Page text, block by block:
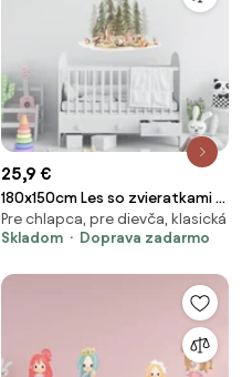
25,9 €
180x150cm Les so zvieratkami 3
- textilná nálepka na stenu
Veľkosť: 72x60cm
Pre chlapca, pre dievča, klasická
Skladom
Doprava zadarmo